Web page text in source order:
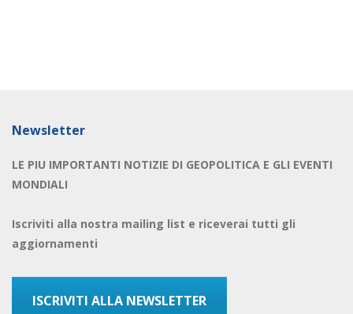
Newsletter
LE PIU IMPORTANTI NOTIZIE DI GEOPOLITICA E GLI EVENTI
MONDIALI
Iscriviti alla nostra mailing list e riceverai tutti gli
aggiornamenti
ISCRIVITI ALLA NEWSLETTER